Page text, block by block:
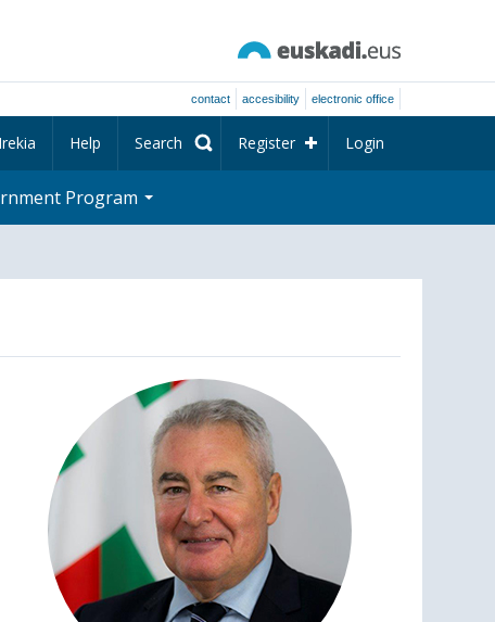
contact accesibility electronic office
Help Search Register Login
Program